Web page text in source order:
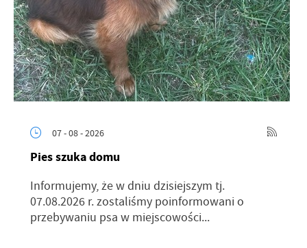
07 - 08 - 2026
Pies szuka domu
Informujemy, że w dniu dzisiejszym tj.
07.08.2026 r. zostaliśmy poinformowani o
przebywaniu psa w miejscowości...